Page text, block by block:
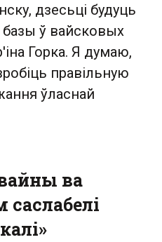
дзесьці будуць
ў вайсковых
Горка. Я думаю,
правільную
ўласнай
вайны ва
саслабелі